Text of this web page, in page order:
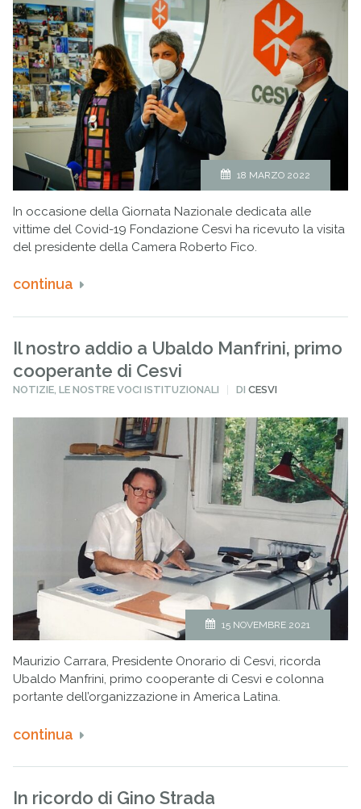
18 MARZO 2022
In occasione della Giornata Nazionale dedicata alle
vittime del Covid-19 Fondazione Cesvi ha ricevuto la visita
del presidente della Camera Roberto Fico.
continua
Il nostro addio a Ubaldo Manfrini, primo
cooperante di Cesvi
PUBBLICATO
NOTIZIE,LE NOSTRE VOCI ISTITUZIONALI DICESVI
15 NOVEMBRE 2021
Maurizio Carrara, Presidente Onorario di Cesvi, ricorda
Ubaldo Manfrini, primo cooperante di Cesvi e colonna
portante dell’organizzazione in America Latina.
continua
In ricordo di Gino Strada